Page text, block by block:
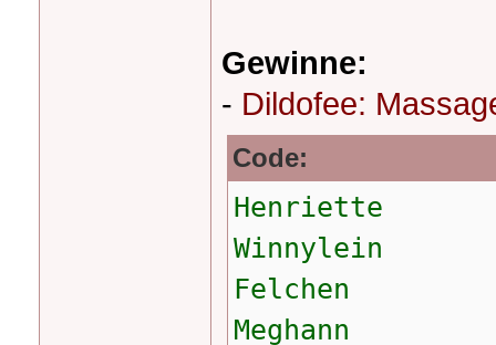
Gewinne:
- Dildofee:
Code:
Henriette
Winnylein
Felchen
Meghann